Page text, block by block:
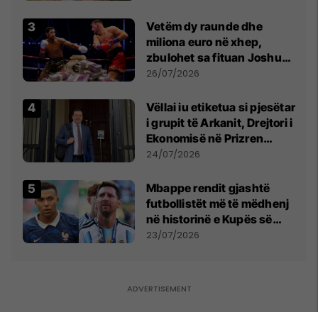
Vetëm dy raunde dhe
miliona euro në xhep,
zbulohet sa fituan Joshua
e Prenga
26/07/2026
Vëllai iu etiketua si pjesëtar
i grupit të Arkanit, Drejtori i
Ekonomisë në Prizren
mohon pretendimet
24/07/2026
Mbappe rendit gjashtë
futbollistët më të mëdhenj
në historinë e Kupës së
Botës, Messi mbetet i dyti
23/07/2026